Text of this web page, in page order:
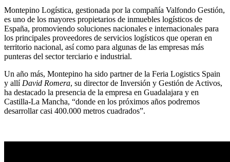
Montepino Logística, gestionada por la compañía Valfondo Gestión,
es uno de los mayores propietarios de inmuebles logísticos de
España, promoviendo soluciones nacionales e internacionales para
los principales proveedores de servicios logísticos que operan en
territorio nacional, así como para algunas de las empresas más
punteras del sector terciario e industrial.
Un año más, Montepino ha sido partner de la Feria Logistics Spain
y allí David Romera, su director de Inversión y Gestión de Activos,
ha destacado la presencia de la empresa en Guadalajara y en
Castilla-La Mancha, “donde en los próximos años podremos
desarrollar casi 400.000 metros cuadrados”.